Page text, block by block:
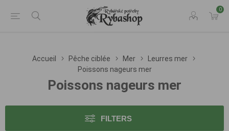
0
Accueil Pêche ciblée Mer
Leurres mer
Poissons nageurs mer
Poissons nageurs mer
FILTERS